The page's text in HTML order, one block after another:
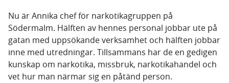
Nu är Annika chef för narkotikagruppen på
Södermalm. Hälften av hennes personal jobbar ute på
gatan med uppsökande verksamhet och hälften jobbar
inne med utredningar. Tillsammans har de en gedigen
kunskap om narkotika, missbruk, narkotikahandel och
vet hur man närmar sig en påtänd person.